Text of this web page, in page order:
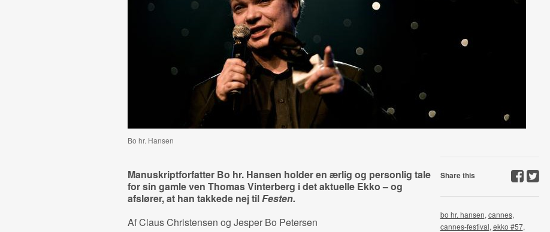
Bo hr. Hansen
Manuskriptforfatter Bo hr. Hansen holder en ærlig og personlig tale
for sin gamle ven Thomas Vinterberg i det aktuelle Ekko – og
afslører, at han takkede nej tilFesten.
Af Claus Christensen og Jesper Bo Petersen
Share this
bo hr. hansen, cannes,
cannes-festival, ekko #57,